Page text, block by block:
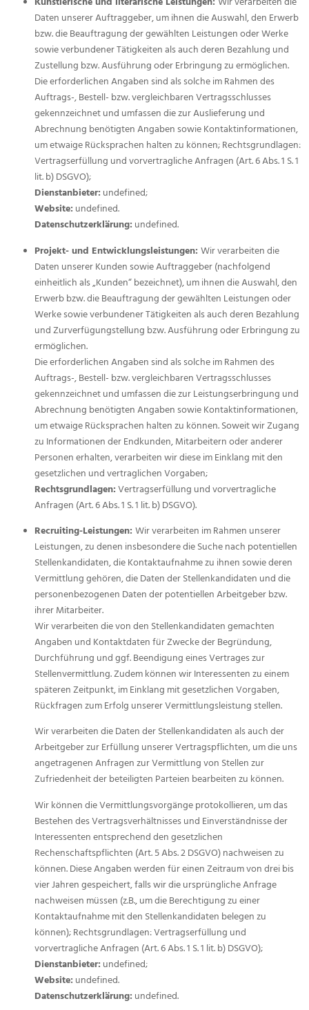
Daten unserer Auftraggeber, um ihnen die Auswahl, den Erwerb
bzw. die Beauftragung der gewählten Leistungen oder Werke
sowie verbundener Tätigkeiten als auch deren Bezahlung und
Zustellung bzw. Ausführung oder Erbringung zu ermöglichen.
Die erforderlichen Angaben sind als solche im Rahmen des
Auftrags-, Bestell- bzw. vergleichbaren Vertragsschlusses
gekennzeichnet und umfassen die zur Auslieferung und
Abrechnung benötigten Angaben sowie Kontaktinformationen,
um etwaige Rücksprachen halten zu können; Rechtsgrundlagen:
Vertragserfüllung und vorvertragliche Anfragen (Art. 6 Abs. 1 S. 1
lit. b) DSGVO);
Dienstanbieter: undefined;
Website: undefined.
Datenschutzerklärung: undefined.
Projekt- und Entwicklungsleistungen: Wir verarbeiten die
Daten unserer Kunden sowie Auftraggeber (nachfolgend
einheitlich als „Kunden“ bezeichnet), um ihnen die Auswahl, den
Erwerb bzw. die Beauftragung der gewählten Leistungen oder
Werke sowie verbundener Tätigkeiten als auch deren Bezahlung
und Zurverfügungstellung bzw. Ausführung oder Erbringung zu
ermöglichen.
Die erforderlichen Angaben sind als solche im Rahmen des
Auftrags-, Bestell- bzw. vergleichbaren Vertragsschlusses
gekennzeichnet und umfassen die zur Leistungserbringung und
Abrechnung benötigten Angaben sowie Kontaktinformationen,
um etwaige Rücksprachen halten zu können. Soweit wir Zugang
zu Informationen der Endkunden, Mitarbeitern oder anderer
Personen erhalten, verarbeiten wir diese im Einklang mit den
gesetzlichen und vertraglichen Vorgaben;
Rechtsgrundlagen: Vertragserfüllung und vorvertragliche
Anfragen (Art. 6 Abs. 1 S. 1 lit. b) DSGVO).
Recruiting-Leistungen: Wir verarbeiten im Rahmen unserer
Leistungen, zu denen insbesondere die Suche nach potentiellen
Stellenkandidaten, die Kontaktaufnahme zu ihnen sowie deren
Vermittlung gehören, die Daten der Stellenkandidaten und die
personenbezogenen Daten der potentiellen Arbeitgeber bzw.
ihrer Mitarbeiter.
Wir verarbeiten die von den Stellenkandidaten gemachten
Angaben und Kontaktdaten für Zwecke der Begründung,
Durchführung und ggf. Beendigung eines Vertrages zur
Stellenvermittlung. Zudem können wir Interessenten zu einem
späteren Zeitpunkt, im Einklang mit gesetzlichen Vorgaben,
Rückfragen zum Erfolg unserer Vermittlungsleistung stellen.
Wir verarbeiten die Daten der Stellenkandidaten als auch der
Arbeitgeber zur Erfüllung unserer Vertragspflichten, um die uns
angetragenen Anfragen zur Vermittlung von Stellen zur
Zufriedenheit der beteiligten Parteien bearbeiten zu können.
Wir können die Vermittlungsvorgänge protokollieren, um das
Bestehen des Vertragsverhältnisses und Einverständnisse der
Interessenten entsprechend den gesetzlichen
Rechenschaftspflichten (Art. 5 Abs. 2 DSGVO) nachweisen zu
können. Diese Angaben werden für einen Zeitraum von drei bis
vier Jahren gespeichert, falls wir die ursprüngliche Anfrage
nachweisen müssen (z.B., um die Berechtigung zu einer
Kontaktaufnahme mit den Stellenkandidaten belegen zu
können); Rechtsgrundlagen: Vertragserfüllung und
vorvertragliche Anfragen (Art. 6 Abs. 1 S. 1 lit. b) DSGVO);
Dienstanbieter: undefined;
Website: undefined.
Datenschutzerklärung: undefined.